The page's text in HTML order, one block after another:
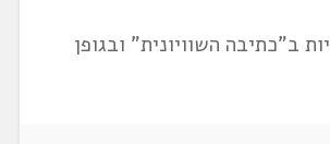
ב"כתיבה השוויונית" ובגופן